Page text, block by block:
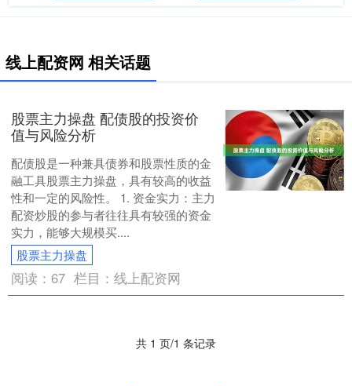
线上配资网 相关话题
股票主力操盘 配债股的投资价
值与风险分析
配债股是一种兼具债券和股票性质的金
融工具股票主力操盘，具有较高的收益
性和一定的风险性。 1. 资金实力：主力
配资炒股的参与者往往具有较强的资金
实力，能够大规模买....
股票主力操盘
阅读：67 栏目：线上配资网
共 1 页/1 条记录